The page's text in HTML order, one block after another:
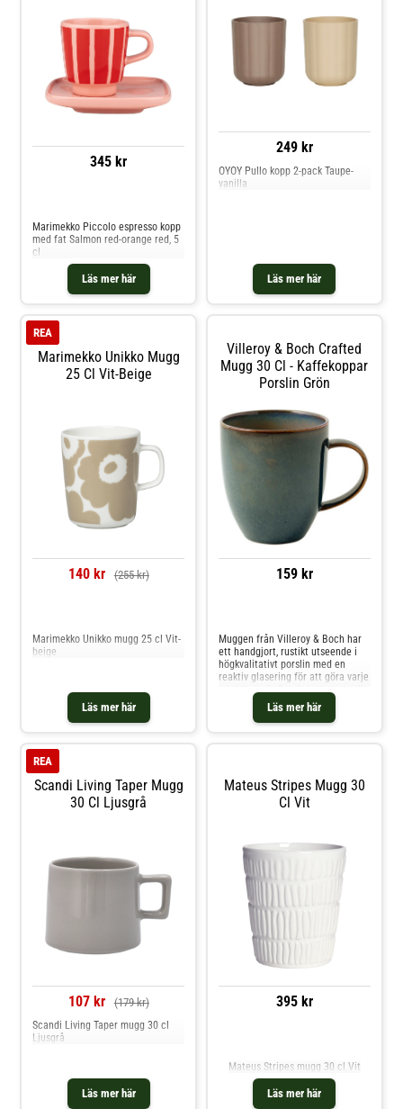
345 kr
Läs mer här
Marimekko Piccolo espresso kopp
med fat Salmon red-orange red, 5
cl
249 kr
Läs mer här
OYOY Pullo kopp 2-pack Taupe-
vanilla
Marimekko Unikko Mugg
25 Cl Vit-Beige
REA
140 kr (255 kr)
Läs mer här
Marimekko Unikko mugg 25 cl Vit-
beige
Villeroy & Boch Crafted
Mugg 30 Cl - Kaffekoppar
Porslin Grön
159 kr
Läs mer här
Muggen från Villeroy & Boch har
ett handgjort, rustikt utseende i
högkvalitativt porslin med en
reaktiv glasering för att göra varje
produkt unik. Den har en personlig
känsla perfekt för att liva upp
bordsdukningen. Är fin
tillsammans med andra produkter
Bochs kollektion Crafted
Blueberry.- Tillverkad av porslin.-
Rustik design.- Reaktiv glasering.-
rekommenderas.- Denna produkt
tål inte mikrovågsugn. Shoppa
Kaffekoppar och mer Muggar &
Koppar hos Royal Design.
Scandi Living Taper Mugg
30 Cl Ljusgrå
REA
107 kr (179 kr)
Läs mer här
Scandi Living Taper mugg 30 cl
Ljusgrå
Mateus Stripes Mugg 30
Cl Vit
395 kr
Läs mer här
Mateus Stripes mugg 30 cl Vit